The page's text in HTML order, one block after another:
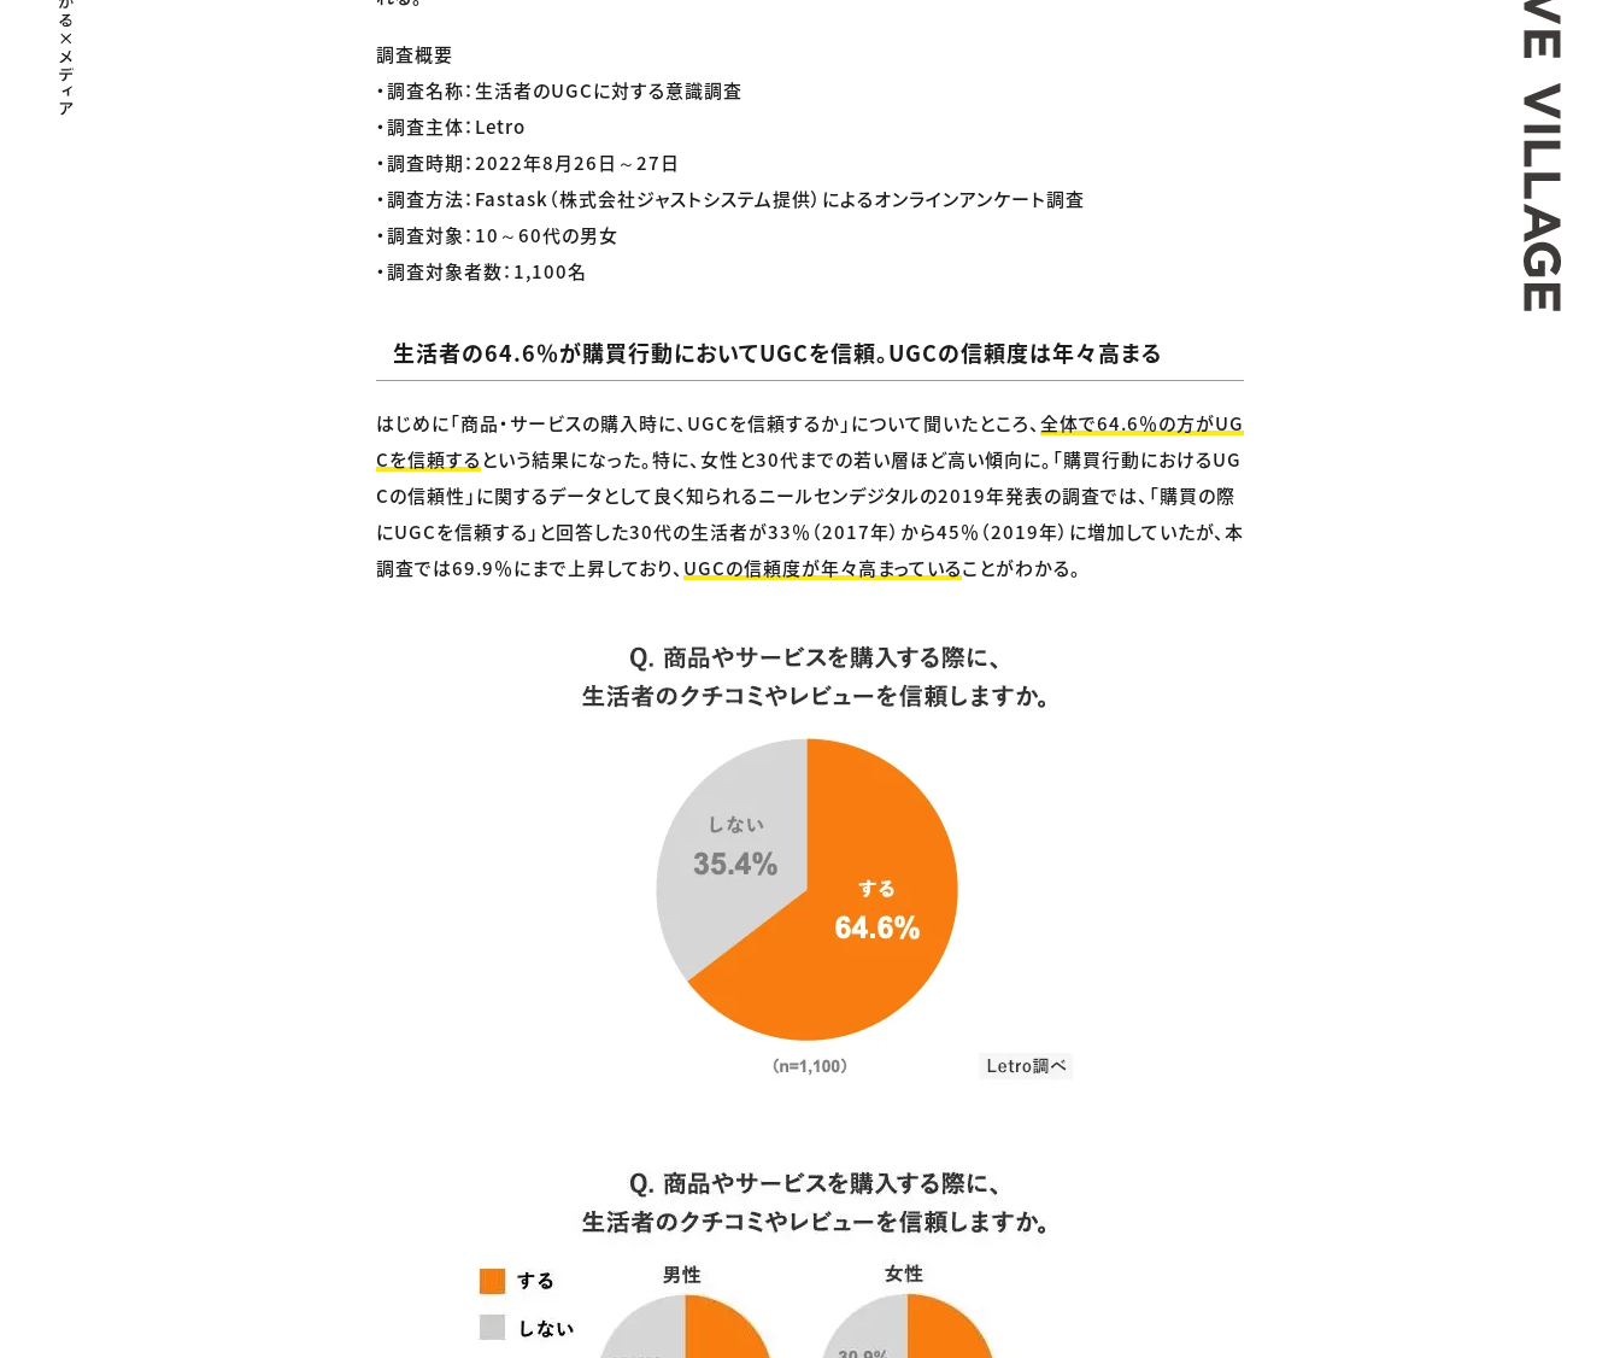
調査概要
・調査名称：生活者のUGCに対する意識調査
・調査主体：Letro
・調査時期：2022年8月26日～27日
・調査方法：Fastask（株式会社ジャストシステム提供）によるオンラインアンケート調査
・調査対象：10～60代の男女
・調査対象者数：1,100名
生活者の64.6％が購買行動においてUGCを信頼。UGCの信頼度は年々高まる
はじめに「商品・サービスの購入時に、UGCを信頼するか」について聞いたところ、 全体で64.6％の方がUG
Cを信頼する という結果になった。特に、女性と30代までの若い層ほど高い傾向に。「購買行動におけるUG
Cの信頼性」に関するデータとして良く知られるニールセンデジタルの2019年発表の調査では、「購買の際
にUGCを信頼する」と回答した30代の生活者が33％（2017年）から45％（2019年）に増加していたが、本
調査では69.9％にまで上昇しており、 UGCの信頼度が年々高まっていることがわかる。